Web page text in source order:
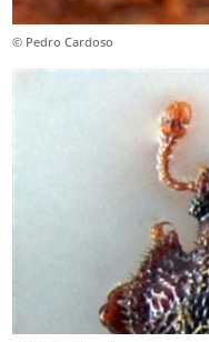
© Pedro Cardoso